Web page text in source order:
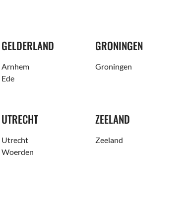
GELDERLAND
Arnhem
Ede
GRONINGEN
Groningen
UTRECHT
Utrecht
Woerden
ZEELAND
Zeeland